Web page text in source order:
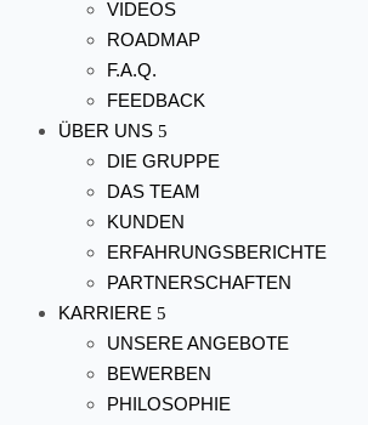
VIDEOS
ROADMAP
F.A.Q.
FEEDBACK
ÜBER UNS
DIE GRUPPE
DAS TEAM
KUNDEN
ERFAHRUNGSBERICHTE
PARTNERSCHAFTEN
KARRIERE
UNSERE ANGEBOTE
BEWERBEN
PHILOSOPHIE